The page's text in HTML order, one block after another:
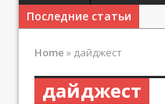
Последние статьи
Home » дайджест
дайджест